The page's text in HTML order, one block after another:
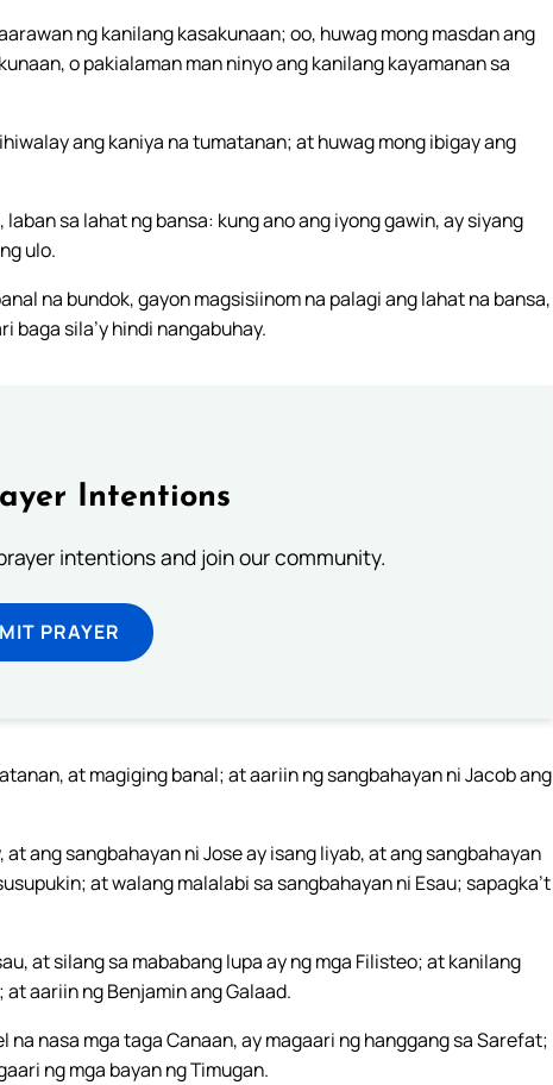
ng kanilang kasakunaan; oo, huwag mong masdan ang
o pakialaman man ninyo ang kanilang kayamanan sa
ang kaniya na tumatanan; at huwag mong ibigay ang
sa lahat ng bansa: kung ano ang iyong gawin, ay siyang
ulo.
na bundok, gayon magsisiinom na palagi ang lahat na bansa,
baga sila’y hindi nangabuhay.
Intentions
intentions and join our community.
PRAYER
at magiging banal; at aariin ng sangbahayan ni Jacob ang
ang sangbahayan ni Jose ay isang liyab, at ang sangbahayan
at walang malalabi sa sangbahayan ni Esau; sapagka’t
at silang sa mababang lupa ay ng mga Filisteo; at kanilang
aariin ng Benjamin ang Galaad.
na nasa mga taga Canaan, ay magaari ng hanggang sa Sarefat;
ng mga bayan ng Timugan.